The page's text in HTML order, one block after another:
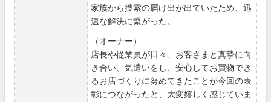
家族から捜索の届け出が出ていたため、迅
速な解決に繋がった。
（オーナー）
店長や従業員が日々、お客さまと真摯に向
き合い、気遣いをし、安心してお買物でき
るお店づくりに努めてきたことが今回の表
彰につながったと、大変嬉しく感じていま